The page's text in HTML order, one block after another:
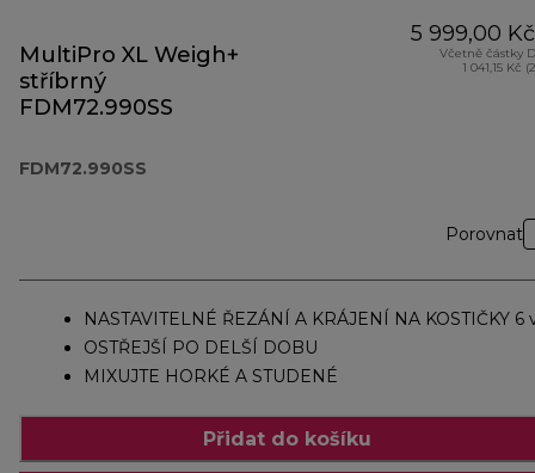
MultiPro XL Weigh+
stříbrný
FDM72.990SS
FDM72.990SS
5 999,00 Kč
Včetně částky
1 041,15 Kč
Porovnat
NASTAVITELNÉ ŘEZÁNÍ A KRÁJENÍ NA KOSTIČKY 6
OSTŘEJŠÍ PO DELŠÍ DOBU
MIXUJTE HORKÉ A STUDENÉ
Přidat do košíku